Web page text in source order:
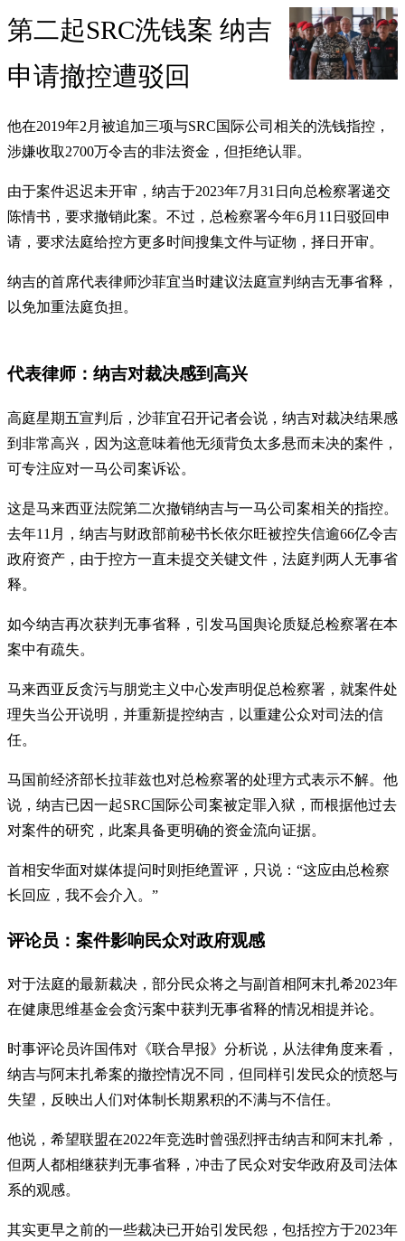
第二起SRC洗钱案 纳吉
申请撤控遭驳回
他在2019年2月被追加三项与SRC国际公司相关的洗钱指控，
涉嫌收取2700万令吉的非法资金，但拒绝认罪。
由于案件迟迟未开审，纳吉于2023年7月31日向总检察署递交
陈情书，要求撤销此案。不过，总检察署今年6月11日驳回申
请，要求法庭给控方更多时间搜集文件与证物，择日开审。
纳吉的首席代表律师沙菲宜当时建议法庭宣判纳吉无事省释，
以免加重法庭负担。
代表律师：纳吉对裁决感到高兴
高庭星期五宣判后，沙菲宜召开记者会说，纳吉对裁决结果感
到非常高兴，因为这意味着他无须背负太多悬而未决的案件，
可专注应对一马公司案诉讼。
这是马来西亚法院第二次撤销纳吉与一马公司案相关的指控。
去年11月，纳吉与财政部前秘书长依尔旺被控失信逾66亿令吉
政府资产，由于控方一直未提交关键文件，法庭判两人无事省
释。
如今纳吉再次获判无事省释，引发马国舆论质疑总检察署在本
案中有疏失。
马来西亚反贪污与朋党主义中心发声明促总检察署，就案件处
理失当公开说明，并重新提控纳吉，以重建公众对司法的信
任。
马国前经济部长拉菲兹也对总检察署的处理方式表示不解。他
说，纳吉已因一起SRC国际公司案被定罪入狱，而根据他过去
对案件的研究，此案具备更明确的资金流向证据。
首相安华面对媒体提问时则拒绝置评，只说：“这应由总检察
长回应，我不会介入。”
评论员：案件影响民众对政府观感
对于法庭的最新裁决，部分民众将之与副首相阿末扎希2023年
在健康思维基金会贪污案中获判无事省释的情况相提并论。
时事评论员许国伟对《联合早报》分析说，从法律角度来看，
纳吉与阿末扎希案的撤控情况不同，但同样引发民众的愤怒与
失望，反映出人们对体制长期累积的不满与不信任。
他说，希望联盟在2022年竞选时曾强烈抨击纳吉和阿末扎希，
但两人都相继获判无事省释，冲击了民众对安华政府及司法体
系的观感。
其实更早之前的一些裁决已开始引发民怨，包括控方于2023年